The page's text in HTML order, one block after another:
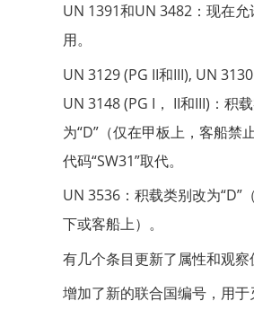
UN 1391和UN 3482：现在允
用。
UN 3129 (PG II和III), UN
UN 3148 (PG I， II和III)：积
为“D”（仅在甲板上，客船禁
代码“SW31”取代。
UN 3536：积载类别改为“D”
下或客船上）。
有几个条目更新了属性和观察
增加了新的联合国编号，用